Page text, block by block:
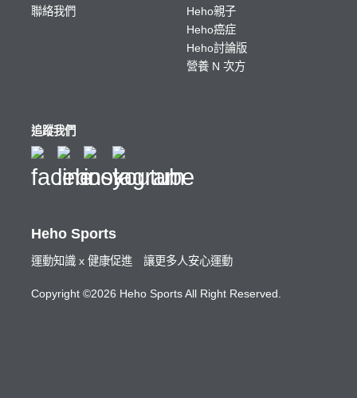
Heho Sports
運動知識 x 健康促進 讓更多人安心運動
Copyright ©2026 Heho Sports All Right Reserved.
聯絡我們
Heho親子
Heho癌症
Heho討論版
營養 N 次方
追蹤我們